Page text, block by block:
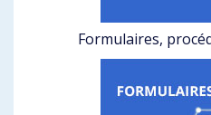
Formulaires,